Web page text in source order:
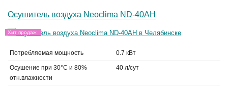
Осушитель воздуха Neoclima ND-40AH
Хит продаж
Потребляемая мощность 0.7 кВт
Осушение при 30°C и 80%
отн.влажности
40 л/сут